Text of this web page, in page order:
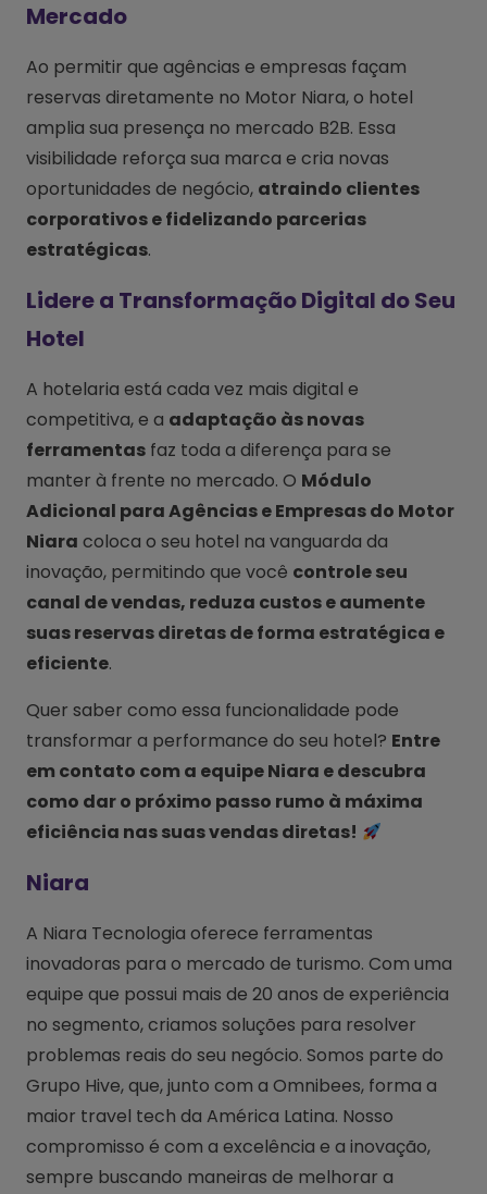
Mercado
Ao permitir que agências e empresas façam
reservas diretamente no Motor Niara, o hotel
amplia sua presença no mercado B2B. Essa
visibilidade reforça sua marca e cria novas
oportunidades de negócio, atraindo clientes
corporativos e fidelizando parcerias
estratégicas.
Lidere a Transformação Digital do Seu
Hotel
A hotelaria está cada vez mais digital e
competitiva, e a adaptação às novas
ferramentas faz toda a diferença para se
manter à frente no mercado. O Módulo
Adicional para Agências e Empresas do Motor
Niara coloca o seu hotel na vanguarda da
inovação, permitindo que você controle seu
canal de vendas, reduza custos e aumente
suas reservas diretas de forma estratégica e
eficiente.
Quer saber como essa funcionalidade pode
transformar a performance do seu hotel? Entre
em contato com a equipe Niara e descubra
como dar o próximo passo rumo à máxima
eficiência nas suas vendas diretas!
Niara
A Niara Tecnologia oferece ferramentas
inovadoras para o mercado de turismo. Com uma
equipe que possui mais de 20 anos de experiência
no segmento, criamos soluções para resolver
problemas reais do seu negócio. Somos parte do
Grupo Hive, que, junto com a Omnibees, forma a
maior travel tech da América Latina. Nosso
compromisso é com a excelência e a inovação,
sempre buscando maneiras de melhorar a